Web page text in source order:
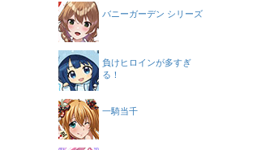
バニーガーデン シリーズ
負けヒロインが多すぎ
る！
一騎当千